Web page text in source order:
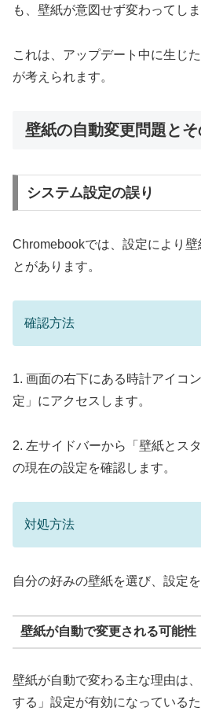
も、壁紙が意図せず変わってし
これは、アップデート中に生じ
が考えられます。
壁紙の自動変更問題と
システム設定の誤り
Chromebookでは、設定により
とがあります。
確認方法
1. 画面の右下にある時計アイコ
定」にアクセスします。
2. 左サイドバーから「壁紙とス
の現在の設定を確認します。
対処方法
自分の好みの壁紙を選び、設定を
壁紙が自動で変更される可能性
壁紙が自動で変わる主な理由は
する」設定が有効になっているた